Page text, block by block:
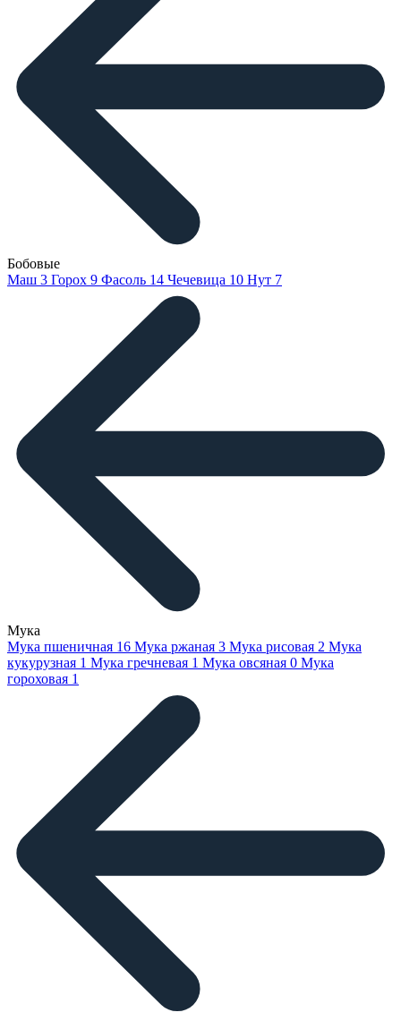
Бобовые
Маш 3 Горох 9 Фасоль 14 Чечевица 10 Нут 7
Мука
Мука пшеничная 16 Мука ржаная 3 Мука рисовая 2 Мука
кукурузная 1 Мука гречневая 1 Мука овсяная 0 Мука
гороховая 1